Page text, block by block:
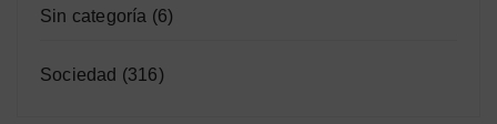
Sin categoría (6)
Sociedad (316)